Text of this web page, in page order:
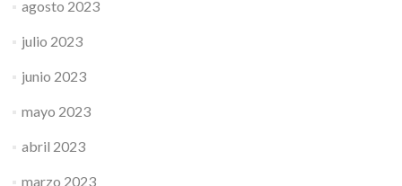
agosto 2023
julio 2023
junio 2023
mayo 2023
abril 2023
marzo 2023